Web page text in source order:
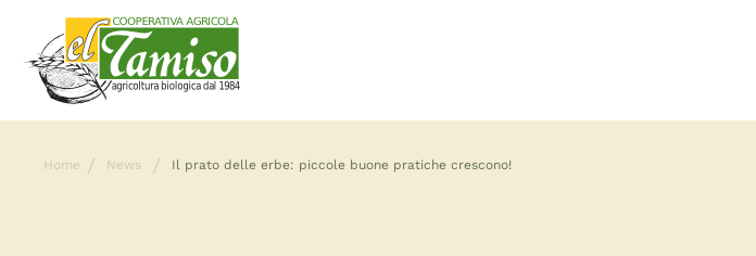
Home News Il prato delle erbe: piccole buone pratiche crescono!